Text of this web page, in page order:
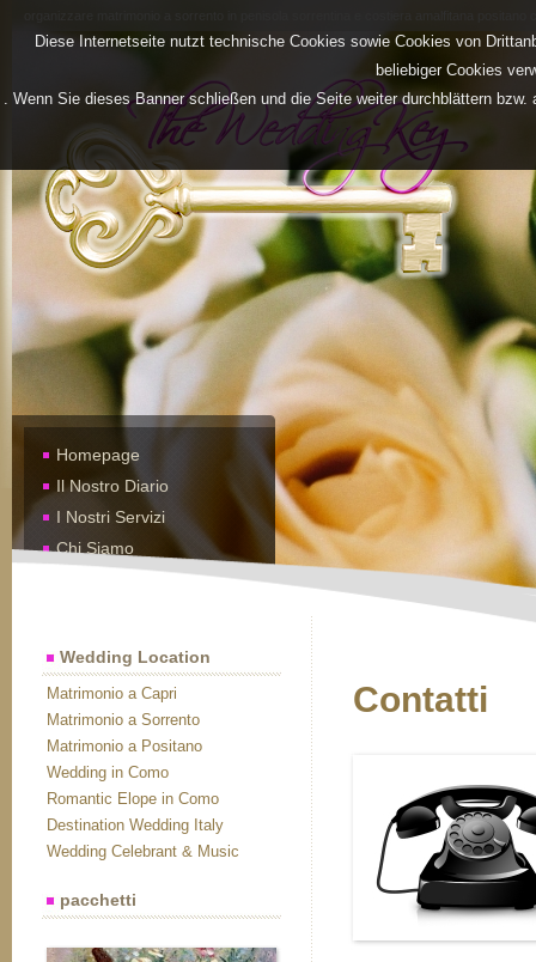
Diese Internetseite nutzt technische Cookies sowie Cookies von
beliebiger Cookies
. Wenn Sie dieses Banner schließen und die Seite weiter durchblättern
Homepage
Il Nostro Diario
I Nostri Servizi
Chi Siamo
Contatti
Wedding Location
Matrimonio a Capri
Matrimonio a Sorrento
Matrimonio a Positano
Wedding in Como
Romantic Elope in Como
Destination Wedding Italy
Wedding Celebrant & Music
pacchetti